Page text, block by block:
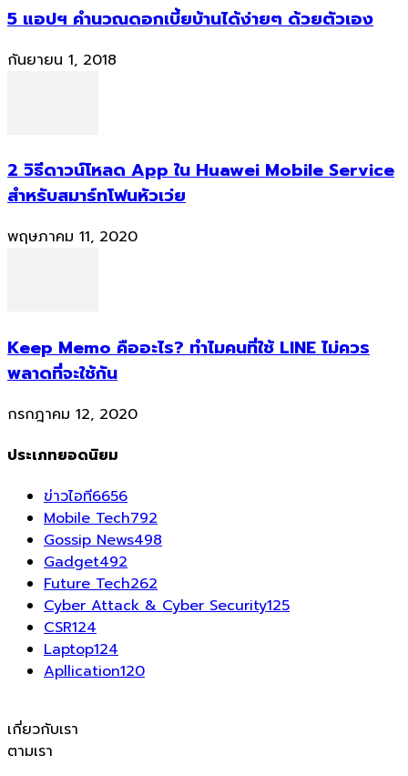
5 แอปฯ คำนวณดอกเบี้ยบ้านได้ง่ายๆ ด้วยตัวเอง
กันยายน 1, 2018
2 วิธีดาวน์โหลด App ใน Huawei Mobile Service
สำหรับสมาร์ทโฟนหัวเว่ย
พฤษภาคม 11, 2020
Keep Memo คืออะไร? ทำไมคนที่ใช้ LINE ไม่ควร
พลาดที่จะใช้กัน
กรกฎาคม 12, 2020
ประเภทยอดนิยม
ข่าวไอที6656
Mobile Tech792
Gossip News498
Gadget492
Future Tech262
Cyber Attack & Cyber Security125
CSR124
Laptop124
Apllication120
เกี่ยวกับเรา
ตามเรา